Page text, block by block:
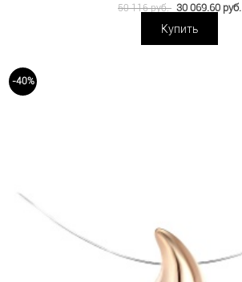
50 116 руб. 30 069.60 руб.
Купить
-40%